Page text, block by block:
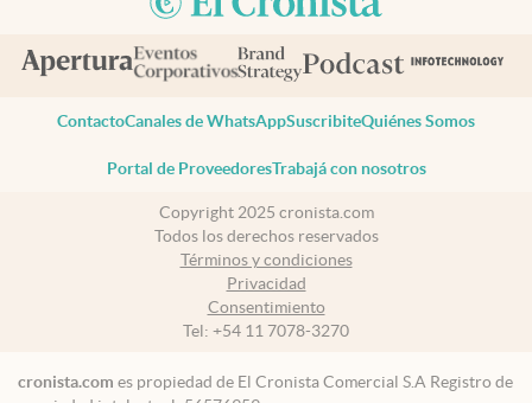
ContactoCanales de WhatsAppSuscribiteQuiénes Somos
Portal de ProveedoresTrabajá con nosotros
Copyright 2025 cronista.com
Todos los derechos reservados
Términos y condiciones
Privacidad
Consentimiento
Tel: +54 11 7078-3270
cronista.com es propiedad de El Cronista Comercial S.A Registro de